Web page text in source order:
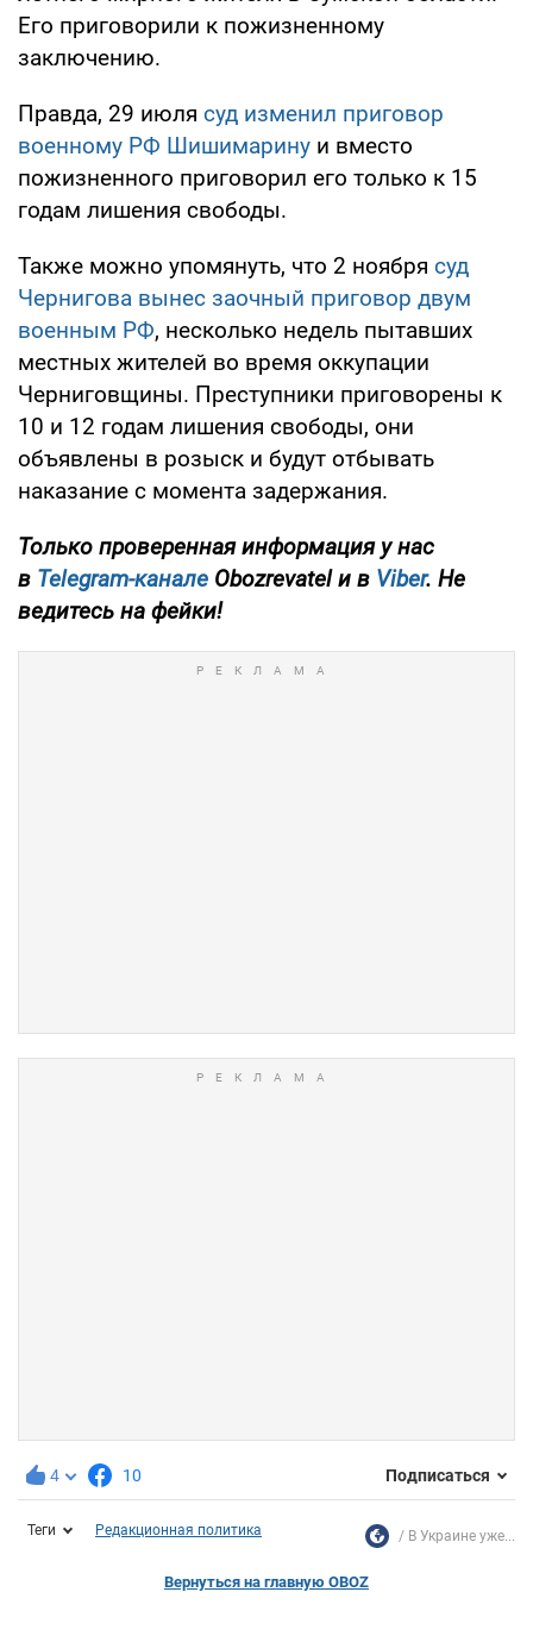
Его приговорили к пожизненному
заключению.
Правда, 29 июля суд изменил приговор
военному РФ Шишимарину и вместо
пожизненного приговорил его только к 15
годам лишения свободы.
Также можно упомянуть, что 2 ноября суд
Чернигова вынес заочный приговор двум
военным РФ, несколько недель пытавших
местных жителей во время оккупации
Черниговщины. Преступники приговорены к
10 и 12 годам лишения свободы, они
объявлены в розыск и будут отбывать
наказание с момента задержания.
Только проверенная информация у нас
в Telegram-канале Obozrevatel и в Viber. Не
ведитесь на фейки!
4 10 Подписаться
Теги Редакционная политика В Украине уже...
Вернуться на главную OBOZ